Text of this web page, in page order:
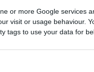
or more Google services
visit or usage behaviour.
tags to use your data for